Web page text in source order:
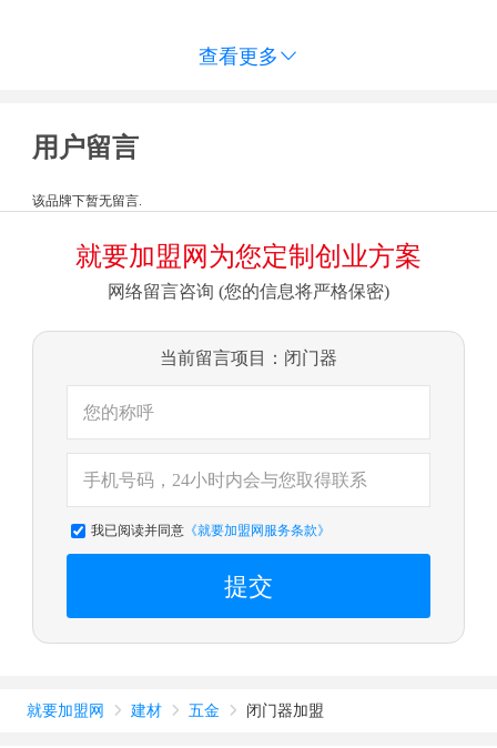
查看更多 
用户留言
该品牌下暂无留言.
就要加盟网为您定制创业方案
网络留言咨询 (您的信息将严格保密)
当前留言项目：闭门器
我已阅读并同意《就要加盟网服务条款》
提交
就要加盟网  建材  五金  闭门器加盟